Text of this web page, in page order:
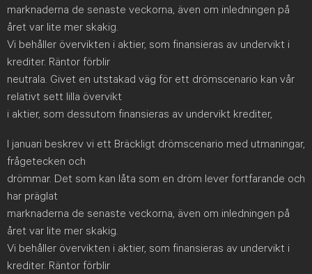
marknaderna de senaste veckorna, även om inledningen på
året var lite mer skakig.
Vi behåller övervikten i aktier, som finansieras av undervikt i
krediter. Räntor förblir
neutrala. Givet en utstakad väg för ett drömscenario kan vår
relativt sett lilla övervikt
i aktier, som dessutom finansieras av undervikt krediter,
I januari beskrev vi ett Bräckligt drömscenario med utmaningar,
frågetecken och
drömmar. Det som kan låta som en dröm lever fortfarande och
har präglat
marknaderna de senaste veckorna, även om inledningen på
året var lite mer skakig.
Vi behåller övervikten i aktier, som finansieras av undervikt i
krediter. Räntor förblir